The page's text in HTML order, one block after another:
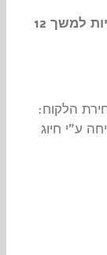
*התריסים והמנועים במסגרת אחריות למשך 12
הלקוח:
פתיחה ע”י חיוג